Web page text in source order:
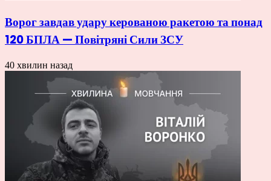
Ворог завдав удару керованою ракетою та понад
120 БПЛА — Повітряні Сили ЗСУ
40 хвилин назад